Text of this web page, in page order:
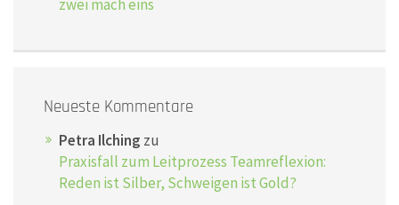
zwei mach eins
Neueste Kommentare
Petra Ilching zu
Praxisfall zum Leitprozess Teamreflexion:
Reden ist Silber, Schweigen ist Gold?